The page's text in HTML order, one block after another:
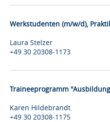
Werkstudenten (m/w/d),
Laura Stelzer
+49 30 20308-1173
Traineeprogramm
Karen Hildebrandt
+49 30 20308-1175